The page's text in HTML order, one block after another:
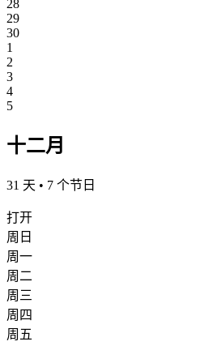
28
29
30
1
2
3
4
5
十二月
31 天 • 7 个节日
打开
周日
周一
周二
周三
周四
周五